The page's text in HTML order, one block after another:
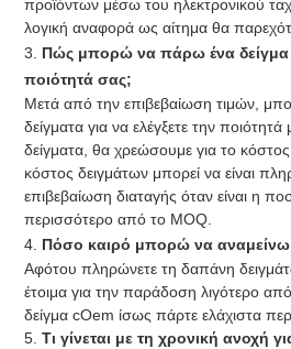
προϊόντων μέσω του ηλεκτρονικού
λογική αναφορά ως αίτημα θα
3. Πώς μπορώ να πάρω ένα δείγμα
ποιότητά σας;
Μετά από την επιβεβαίωση τιμών,
δείγματα για να ελέγξετε την ποιότητά
δείγματα, θα χρεώσουμε για το
κόστος δειγμάτων μπορεί να είναι
επιβεβαίωση διαταγής όταν είναι η
περισσότερο από το MOQ.
4. Πόσο καιρό μπορώ να
Αφότου πληρώνετε τη δαπάνη
έτοιμα για την παράδοση λιγότερο
δείγμα cOem ίσως πάρτε ελάχιστα
5. Τι γίνεται με τη χρονική ανοχή